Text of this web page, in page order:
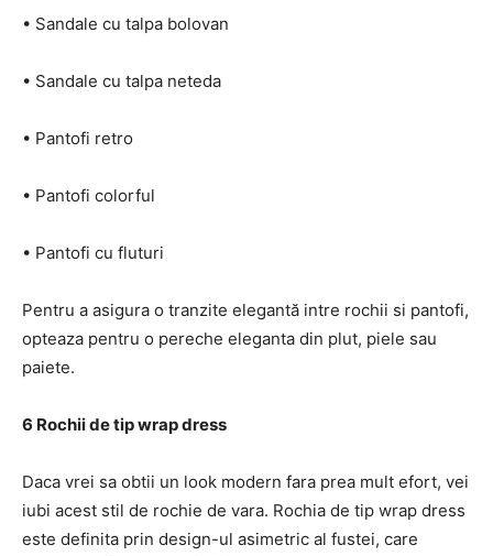
• Sandale cu talpa bolovan
• Sandale cu talpa neteda
• Pantofi retro
• Pantofi colorful
• Pantofi cu fluturi
Pentru a asigura o tranzite elegantă intre rochii si pantofi,
opteaza pentru o pereche eleganta din plut, piele sau
paiete.
6 Rochii de tip wrap dress
Daca vrei sa obtii un look modern fara prea mult efort, vei
iubi acest stil de rochie de vara. Rochia de tip wrap dress
este definita prin design-ul asimetric al fustei, care